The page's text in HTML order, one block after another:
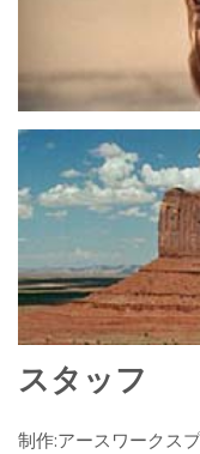
スタッフ
制作:アースワークス